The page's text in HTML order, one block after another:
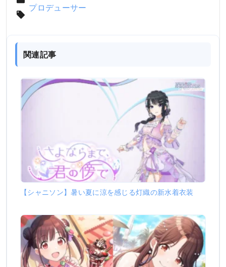
プロデューサー
関連記事
【シャニソン】暑い夏に涼を感じる灯織の新水着衣装